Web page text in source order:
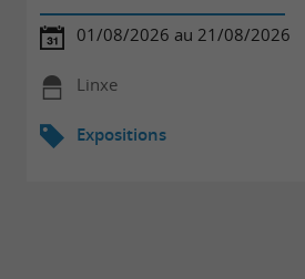
01/08/2026 au 21/08/2026
Linxe
Expositions